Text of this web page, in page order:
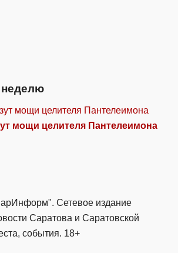
неделю
мощи целителя Пантелеимона
Сетевое издание
Саратова и Саратовской
события. 18+